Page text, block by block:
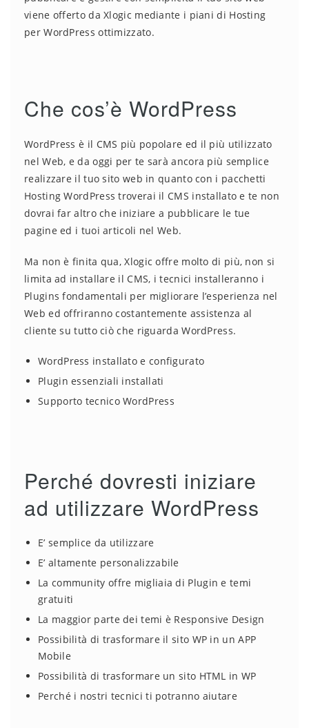
viene offerto da Xlogic mediante i piani di Hosting
per WordPress ottimizzato.
Che cos’è WordPress
WordPress è il CMS più popolare ed il più utilizzato
nel Web, e da oggi per te sarà ancora più semplice
realizzare il tuo sito web in quanto con i pacchetti
Hosting WordPress troverai il CMS installato e te non
dovrai far altro che iniziare a pubblicare le tue
pagine ed i tuoi articoli nel Web.
Ma non è finita qua, Xlogic offre molto di più, non si
limita ad installare il CMS, i tecnici installeranno i
Plugins fondamentali per migliorare l’esperienza nel
Web ed offriranno costantemente assistenza al
cliente su tutto ciò che riguarda WordPress.
WordPress installato e configurato
Plugin essenziali installati
Supporto tecnico WordPress
Perché dovresti iniziare
ad utilizzare WordPress
E’ semplice da utilizzare
E’ altamente personalizzabile
La community offre migliaia di Plugin e temi
gratuiti
La maggior parte dei temi è Responsive Design
Possibilità di trasformare il sito WP in un APP
Mobile
Possibilità di trasformare un sito HTML in WP
Perché i nostri tecnici ti potranno aiutare